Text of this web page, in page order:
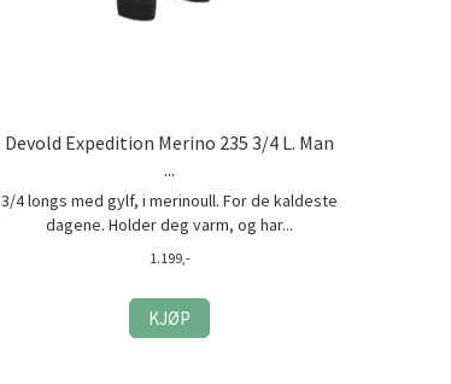
Devold Expedition Merino 235 3/4 L. Man
...
3/4 longs med gylf, i merinoull. For de kaldeste
dagene. Holder deg varm, og har...
1.199,-
KJØP